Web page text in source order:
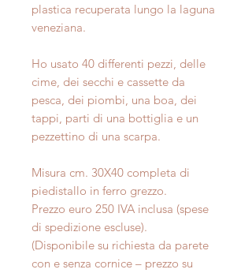
plastica recuperata lungo la laguna
veneziana.
Ho usato 40 differenti pezzi, delle
cime, dei secchi e cassette da
pesca, dei piombi, una boa, dei
tappi, parti di una bottiglia e un
pezzettino di una scarpa.
Misura cm. 30X40 completa di
piedistallo in ferro grezzo.
Prezzo euro 250 IVA inclusa (spese
di spedizione escluse).
(Disponibile su richiesta da parete
con e senza cornice – prezzo su